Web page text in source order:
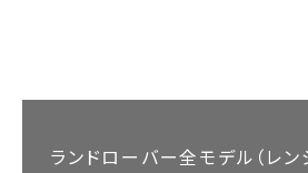
ランドローバー全モデル（レン